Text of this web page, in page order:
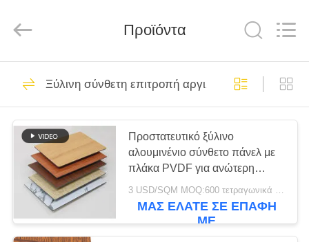
ΣΠΊΤΙ
ΠΡΟΪΌΝΤΑ
ΣΧΕΤΙΚΆ
ΜΕ
ΕΜΆΣ
Co.,
Reserved.
Σύνθετη επιτροπή
αργιλίου PE
323
253
Προϊόντα
Ξύλινη σύνθετη επιτροπή αργιλίου
Προστατευτικό ξύλινο
αλουμινένιο σύνθετο πάνελ με
πλάκα PVDF για ανώτερη
προστασία της επιφάνειας
ΜΑΣ ΕΛΆΤΕ ΣΕ ΕΠΑΦΉ
ΜΕ